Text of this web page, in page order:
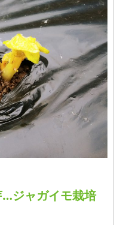
ジャガイモ栽培